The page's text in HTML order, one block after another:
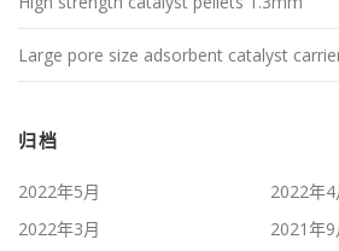
Large pore size adsorbent catalyst
归档
2022年5月
2022年4
2022年3月
2021年9